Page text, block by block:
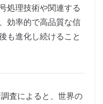
処理技術や関連する
効率的で高品質な信
も進化し続けること
査によると、世界の